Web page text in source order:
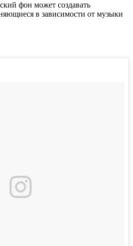
фон может создавать
в зависимости от музыки